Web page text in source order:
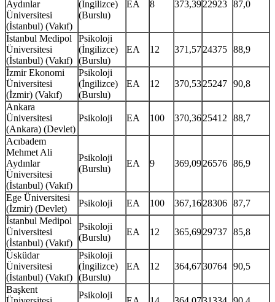
Aydınlar
Üniversitesi
(İstanbul) (Vakıf)
(İngilizce)
(Burslu)
EA 8 373,3922923 87,0
İstanbul Medipol
Üniversitesi
(İstanbul) (Vakıf)
Psikoloji
(İngilizce)
(Burslu)
EA 12 371,5724375 88,9
İzmir Ekonomi
Üniversitesi
(İzmir) (Vakıf)
Psikoloji
(İngilizce)
(Burslu)
EA 12 370,5325247 90,8
Ankara
Üniversitesi
(Ankara) (Devlet)
Psikoloji EA 100 370,3625412 88,7
Acıbadem
Mehmet Ali
Aydınlar
Üniversitesi
(İstanbul) (Vakıf)
Psikoloji
(Burslu)
EA 9 369,0926576 86,9
Ege Üniversitesi
(İzmir) (Devlet)
Psikoloji EA 100 367,1628306 87,7
İstanbul Medipol
Üniversitesi
(İstanbul) (Vakıf)
Psikoloji
(Burslu)
EA 12 365,6929737 85,8
Üsküdar
Üniversitesi
(İstanbul) (Vakıf)
Psikoloji
(İngilizce)
(Burslu)
EA 12 364,6730764 90,5
Başkent
Psikoloji